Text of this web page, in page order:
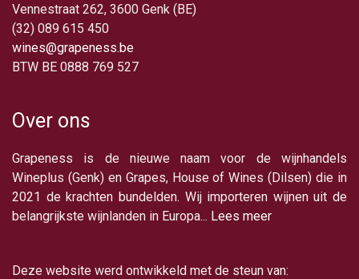
Vennestraat 262, 3600 Genk (BE)
(32) 089 615 450
wines@grapeness.be
BTW BE 0888 769 527
Over ons
Grapeness is de nieuwe naam voor de wijnhandels
Wineplus (Genk) en Grapes, House of Wines (Dilsen) die in
2021 de krachten bundelden. Wij importeren wijnen uit de
belangrijkste wijnlanden in Europa... Lees meer
Deze website werd ontwikkeld met de steun van: